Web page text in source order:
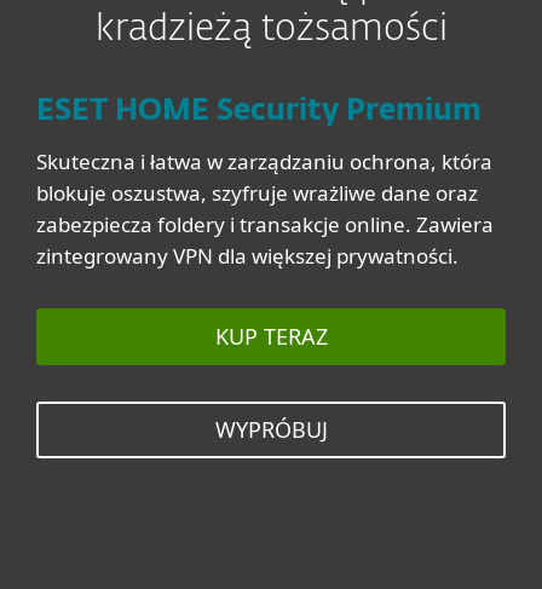
kradzieżą tożsamości
ESET HOME Security Premium
Skuteczna i łatwa w zarządzaniu ochrona, która
blokuje oszustwa, szyfruje wrażliwe dane oraz
zabezpiecza foldery i transakcje online. Zawiera
zintegrowany VPN dla większej prywatności.
KUP TERAZ
WYPRÓBUJ